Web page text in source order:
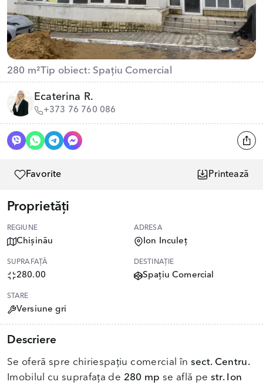
280 m²Tip obiect: Spațiu Comercial
Ecaterina R.
+373 76 760 086
Favorite Printează
Proprietăți
REGIUNE
Chișinău
ADRESA
Ion Inculeț
SUPRAFAȚĂ
280.00
DESTINAȚIE
Spațiu Comercial
STARE
Versiune gri
Descriere
Se oferă spre chiriespațiu comercial în sect. Centru.
Imobilul cu suprafața de 280 mp se află pe str. Ion